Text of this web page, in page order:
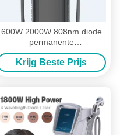
600W 2000W 808nm diode
permanente
laserhaarverwijderingsmachine
met dubbele handgreep
Krijg Beste Prijs